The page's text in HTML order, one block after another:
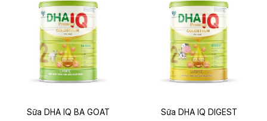
Sữa DHA IQ BA GOAT Sữa DHA IQ DIGEST